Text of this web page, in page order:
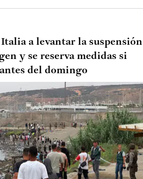
Italia a levantar la suspensión
y se reserva medidas si
del domingo